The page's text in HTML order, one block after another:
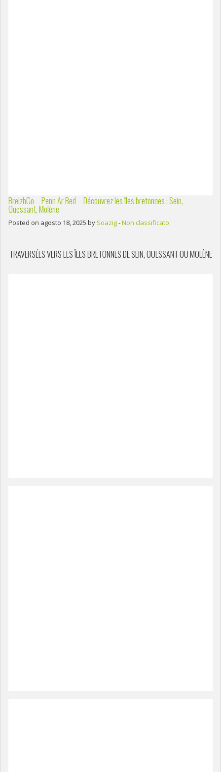
BreizhGo – Penn Ar Bed – Découvrez les îles bretonnes : Sein,
Ouessant, Molène
Posted on agosto 18, 2025 by Soazig-Non classificato
TRAVERSÉES VERS LES ÎLES BRETONNES DE SEIN, OUESSANT OU MOLÈNE